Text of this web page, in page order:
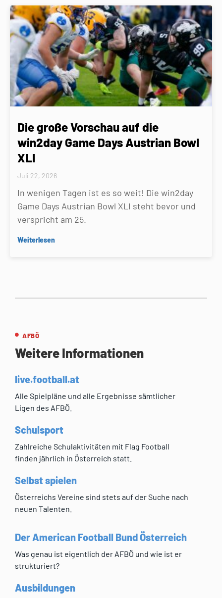
Die große Vorschau auf die
win2day Game Days Austrian Bowl
XLI
Juli 22, 2026
In wenigen Tagen ist es so weit! Die win2day
Game Days Austrian Bowl XLI steht bevor und
verspricht am 25.
Weiterlesen
AFBÖ
Weitere Informationen
live.football.at
Alle Spielpläne und alle Ergebnisse sämtlicher
Ligen des AFBÖ.
Schulsport
Zahlreiche Schulaktivitäten mit Flag Football
finden jährlich in Österreich statt.
Selbst spielen
Österreichs Vereine sind stets auf der Suche nach
neuen Talenten.
Der American Football Bund Österreich
Was genau ist eigentlich der AFBÖ und wie ist er
strukturiert?
Ausbildungen